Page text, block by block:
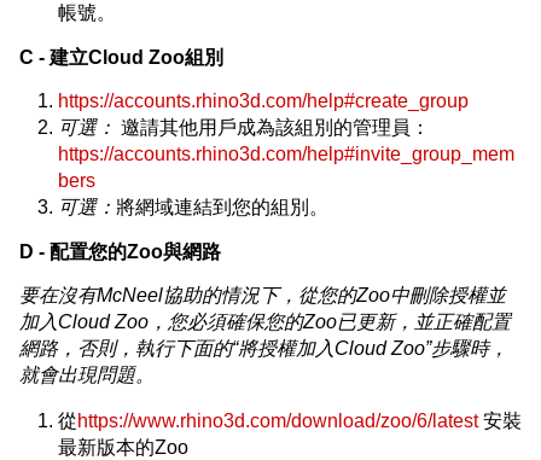
帳號。
C - 建立Cloud Zoo組別
https://accounts.rhino3d.com/help#create_group
可選： 邀請其他用戶成為該組別的管理員：
https://accounts.rhino3d.com/help#invite_group_mem
bers
可選： 將網域連結到您的組別。
D - 配置您的Zoo與網路
要在沒有McNeel協助的情況下，從您的Zoo中刪除授權並
加入Cloud Zoo，您必須確保您的Zoo已更新，並正確配置
網路，否則，執行下面的“將授權加入Cloud Zoo”步驟時，
就會出現問題。
從https://www.rhino3d.com/download/zoo/6/latest安裝
最新版本的Zoo